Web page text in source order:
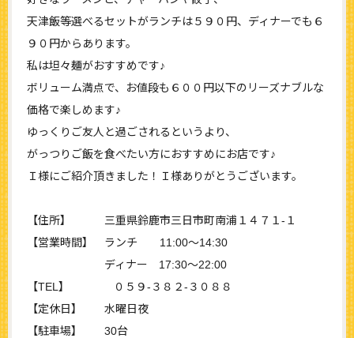
天津飯等選べるセットがランチは５９０円、ディナーでも６
９０円からあります。
私は坦々麺がおすすめです♪
ボリューム満点で、お値段も６００円以下のリーズナブルな
価格で楽しめます♪
ゆっくりご友人と過ごされるというより、
がっつりご飯を食べたい方におすすめにお店です♪
Ｉ様にご紹介頂きました！Ｉ様ありがとうございます。
【住所】 三重県鈴鹿市三日市町南浦１４７１-１
【営業時間】 ランチ 11:00～14:30
ディナー 17:30～22:00
【TEL】 ０５９-３８２-３０８８
【定休日】 水曜日夜
【駐車場】 30台